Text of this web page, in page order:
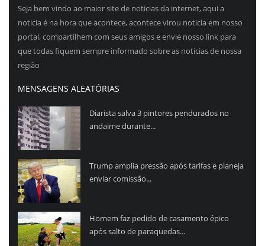
Seja bem vindo ao maior site de noticias da internet, aqui a
noticia é na hora que acontece, acontece virou noticia em nosso
portal, compartilhem com seus amigos e envie nosso link para
que todas fiquem sempre informado sobre as noticias de nossa
região
MENSAGENS ALEATÓRIAS
Diarista salva 3 pintores pendurados no
andaime durante...
Trump amplia pressão após tarifas e planeja
enviar comissão...
Homem faz pedido de casamento épico
após salto de paraquedas...